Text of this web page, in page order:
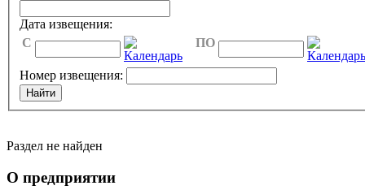
Дата извещения:
C
ПО
Номер извещения:
Раздел не найден
О предприятии